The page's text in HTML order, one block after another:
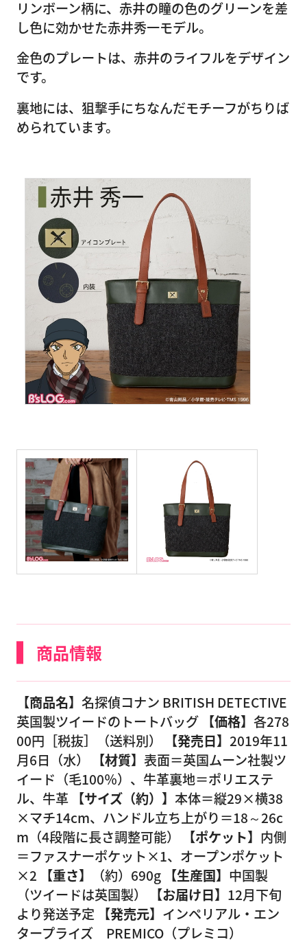
リンボーン柄に、赤井の瞳の色のグリーンを差
し色に効かせた赤井秀一モデル。
金色のプレートは、赤井のライフルをデザイン
です。
裏地には、狙撃手にちなんだモチーフがちりば
められています。
商品情報
【商品名】 名探偵コナン BRITISH DETECTIVE
英国製ツイードのトートバッグ 【価格】 各278
00円［税抜］（送料別）
【発売日】 2019年11
月6日（水）
【材質】 表面＝英国ムーン社製ツ
イード（毛100％）、牛革裏地＝ポリエステ
ル、牛革 【サイズ（約）】 本体＝縦29×横38
×マチ14cm、ハンドル立ち上がり＝18～26c
m（4段階に長さ調整可能）
【ポケット】 内側
＝ファスナーポケット×1、オープンポケット
×2
【重さ】 （約）690g 【生産国】 中国製
（ツイードは英国製）
【お届け日】 12月下旬
より発送予定 【発売元】 インペリアル・エン
タープライズ PREMICO（プレミコ）